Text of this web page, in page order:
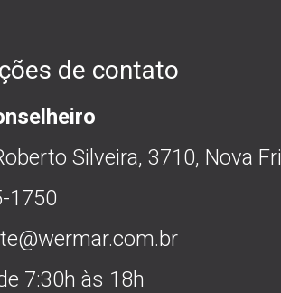
de contato
Silveira, 3710, Nova
1750
7:30h às 18h